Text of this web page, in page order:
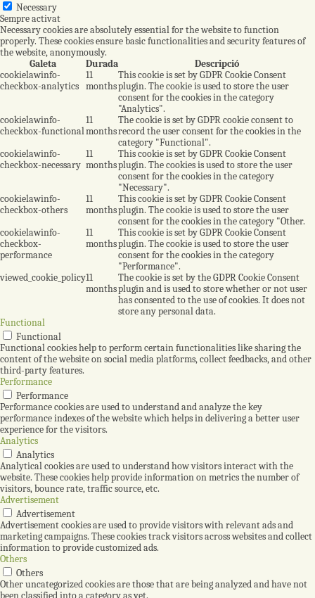
Necessary
Sempre activat
Necessary cookies are absolutely essential for the website to function
properly. These cookies ensure basic functionalities and security features of
the website, anonymously.
Galeta
Durada
Descripció
cookielawinfo-
checkbox-analytics
11
months
This cookie is set by GDPR Cookie Consent
plugin. The cookie is used to store the user
consent for the cookies in the category
"Analytics".
cookielawinfo-
checkbox-functional
11
months
The cookie is set by GDPR cookie consent to
record the user consent for the cookies in the
category "Functional".
cookielawinfo-
checkbox-necessary
11
months
This cookie is set by GDPR Cookie Consent
plugin. The cookies is used to store the user
consent for the cookies in the category
"Necessary".
cookielawinfo-
checkbox-others
11
months
This cookie is set by GDPR Cookie Consent
plugin. The cookie is used to store the user
consent for the cookies in the category "Other.
cookielawinfo-
checkbox-
performance
11
months
This cookie is set by GDPR Cookie Consent
plugin. The cookie is used to store the user
consent for the cookies in the category
"Performance".
viewed_cookie_policy11
months
The cookie is set by the GDPR Cookie Consent
plugin and is used to store whether or not user
has consented to the use of cookies. It does not
store any personal data.
Functional
Functional
Functional cookies help to perform certain functionalities like sharing the
content of the website on social media platforms, collect feedbacks, and other
third-party features.
Performance
Performance
Performance cookies are used to understand and analyze the key
performance indexes of the website which helps in delivering a better user
experience for the visitors.
Analytics
Analytics
Analytical cookies are used to understand how visitors interact with the
website. These cookies help provide information on metrics the number of
visitors, bounce rate, traffic source, etc.
Advertisement
Advertisement
Advertisement cookies are used to provide visitors with relevant ads and
marketing campaigns. These cookies track visitors across websites and collect
information to provide customized ads.
Others
Others
Other uncategorized cookies are those that are being analyzed and have not
been classified into a category as yet.